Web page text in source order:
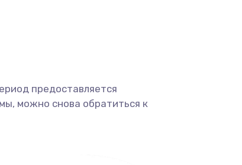
предоставляется
можно снова обратиться к